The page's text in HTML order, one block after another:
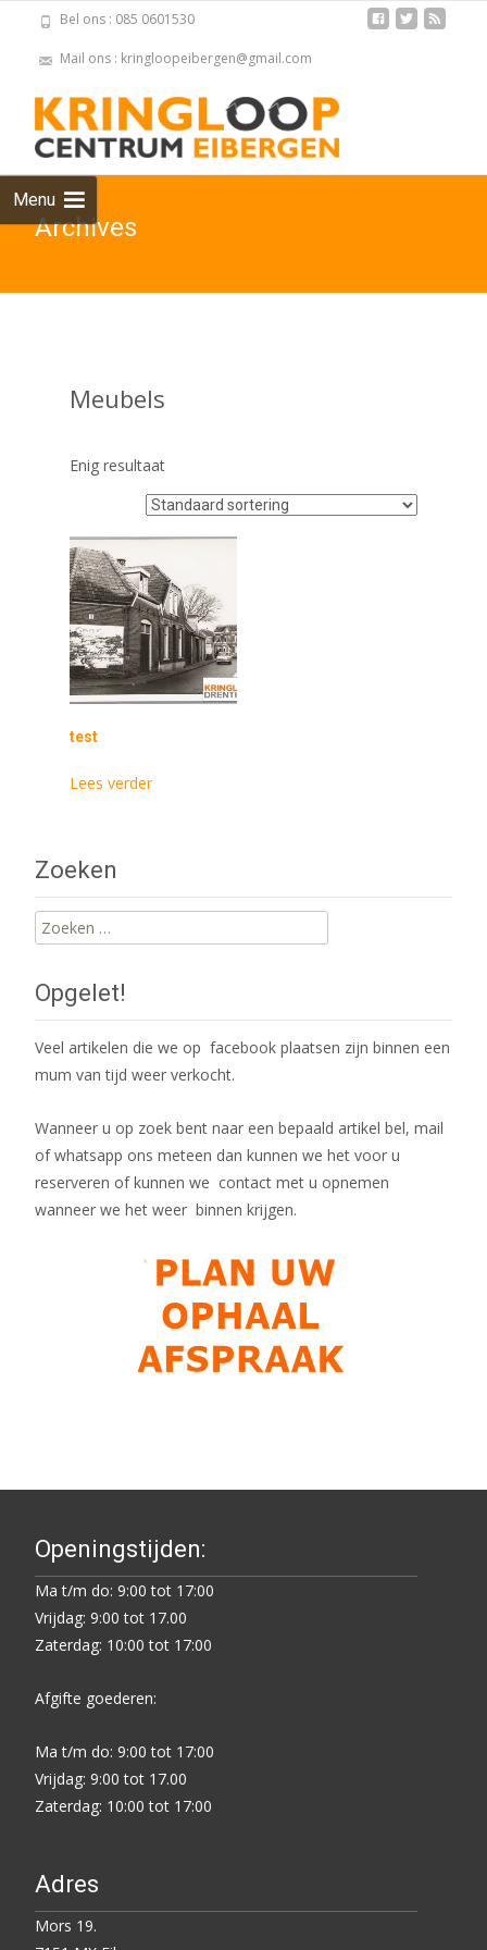
Bel ons : 085 0601530
Mail ons : kringloopeibergen@gmail.com
Menu
Archives
Meubels
Enig resultaat
test
Lees verder
Zoeken
Zoeken
naar:
Opgelet!
Veel artikelen die we op facebook plaatsen zijn binnen een
mum van tijd weer verkocht.
Wanneer u op zoek bent naar een bepaald artikel bel, mail
of whatsapp ons meteen dan kunnen we het voor u
reserveren of kunnen we contact met u opnemen
wanneer we het weer binnen krijgen.
Openingstijden:
Ma t/m do: 9:00 tot 17:00
Vrijdag: 9:00 tot 17.00
Zaterdag: 10:00 tot 17:00
Afgifte goederen:
Ma t/m do: 9:00 tot 17:00
Vrijdag: 9:00 tot 17.00
Zaterdag: 10:00 tot 17:00
Adres
Mors 19.